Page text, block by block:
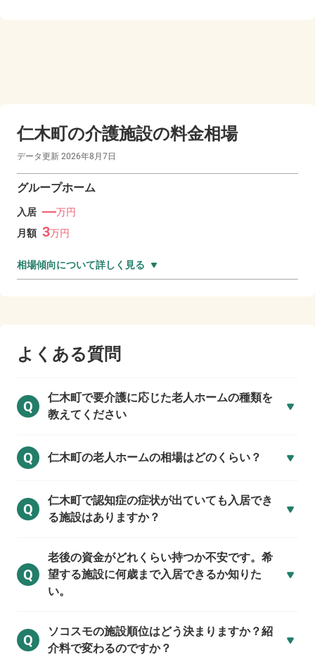
仁木町の介護施設の料金相場
データ更新 2026年8月7日
グループホーム
入居 ―万円
月額 3万円
相場傾向について詳しく見る
よくある質問
Q
仁木町で要介護に応じた老人ホームの種類を
教えてください
Q 仁木町の老人ホームの相場はどのくらい？
Q
仁木町で認知症の症状が出ていても入居でき
る施設はありますか？
Q
老後の資金がどれくらい持つか不安です。希
望する施設に何歳まで入居できるか知りた
い。
Q
ソコスモの施設順位はどう決まりますか？紹
介料で変わるのですか？